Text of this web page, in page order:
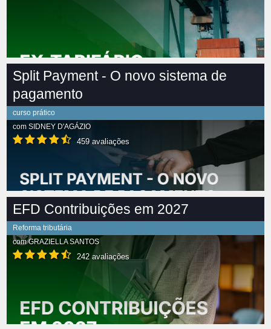
Split Payment - O novo sistema de
pagamento
curso prático
com SIDNEY D'AGÁZIO
459 avaliações
EFD Contribuições em 2027
Reforma tributária
comGRAZIELLA SANTOS
242 avaliações